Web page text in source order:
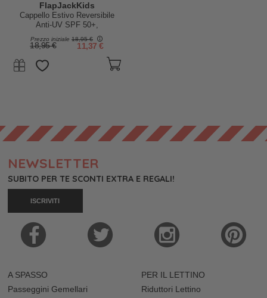
FlapJackKids
Cappello Estivo Reversibile
Anti-UV SPF 50+,
Delfino+Fenicottero - 100%
cotone
Prezzo iniziale 18,95 €
18,95 € 11,37 €
NEWSLETTER
SUBITO PER TE SCONTI EXTRA E REGALI!
ISCRIVITI
A SPASSO
Passeggini Gemellari
PER IL LETTINO
Riduttori Lettino